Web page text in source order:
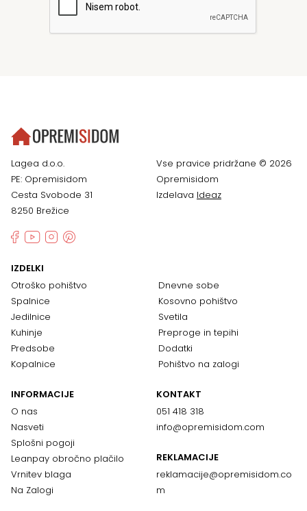
Lagea d.o.o.
PE: Opremisidom
Cesta Svobode 31
8250 Brežice
Vse pravice pridržane © 2026
Opremisidom
Izdelava Ideaz
IZDELKI
Otroško pohištvo
Spalnice
Jedilnice
Kuhinje
Predsobe
Kopalnice
Dnevne sobe
Kosovno pohištvo
Svetila
Preproge in tepihi
Dodatki
Pohištvo na zalogi
INFORMACIJE
O nas
Nasveti
Splošni pogoji
Leanpay obročno plačilo
Vrnitev blaga
Na Zalogi
KONTAKT
051 418 318
info@opremisidom.com
REKLAMACIJE
reklamacije@opremisidom.co
m